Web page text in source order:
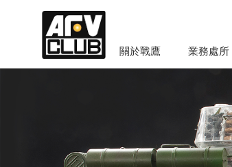
關於戰鷹 業務處所